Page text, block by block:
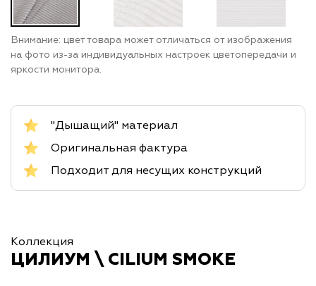
Внимание: цвет товара может отличаться от изображения
на фото из-за индивидуальных настроек цветопередачи и
яркости монитора.
"Дышащий" материал
Оригинальная фактура
Подходит для несущих конструкций
Коллекция
ЦИЛИУМ \ CILIUM SMOKE